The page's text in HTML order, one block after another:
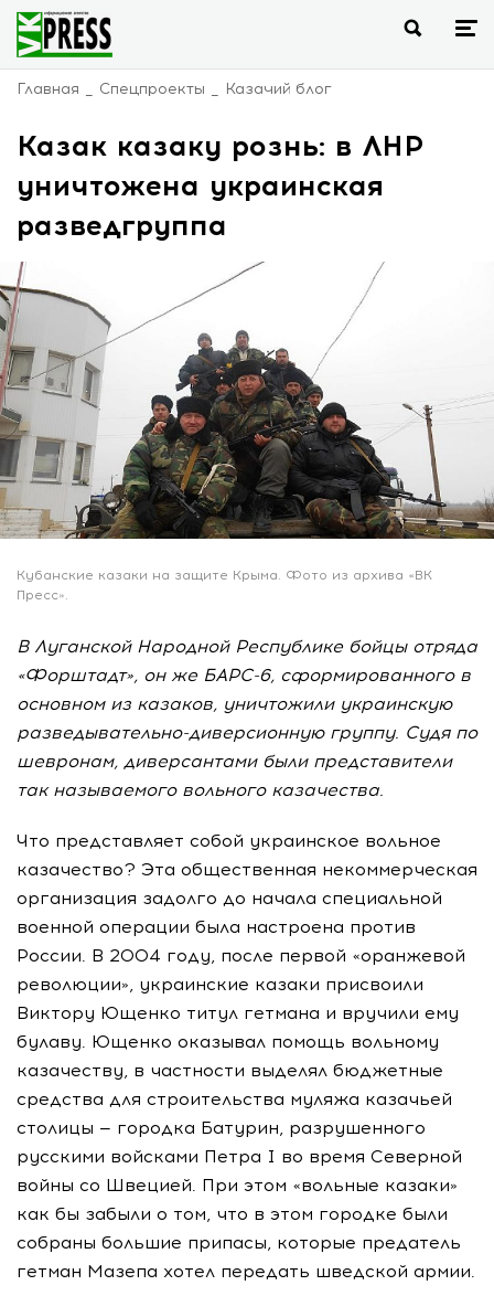
Главная Спецпроекты Казачий блог
Казак казаку рознь: в ЛНР
уничтожена украинская
разведгруппа
Кубанские казаки на защите Крыма. Фото из архива «ВК
Пресс».
В Луганской Народной Республике бойцы отряда
«Форштадт», он же БАРС-6, сформированного в
основном из казаков, уничтожили украинскую
разведывательно-диверсионную группу. Судя по
шевронам, диверсантами были представители
так называемого вольного казачества.
Что представляет собой украинское вольное
казачество? Эта общественная некоммерческая
организация задолго до начала специальной
военной операции была настроена против
России. В 2004 году, после первой «оранжевой
революции», украинские казаки присвоили
Виктору Ющенко титул гетмана и вручили ему
булаву. Ющенко оказывал помощь вольному
казачеству, в частности выделял бюджетные
средства для строительства муляжа казачьей
столицы — городка Батурин, разрушенного
русскими войсками Петра I во время Северной
войны со Швецией. При этом «вольные казаки»
как бы забыли о том, что в этом городке были
собраны большие припасы, которые предатель
гетман Мазепа хотел передать шведской армии.